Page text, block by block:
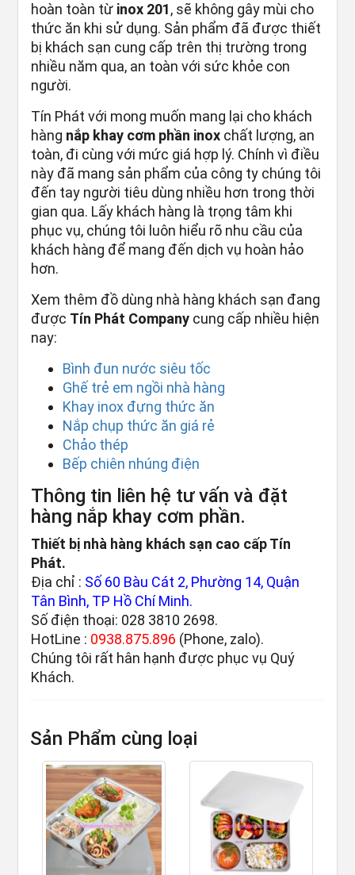
hoàn toàn từ inox 201, sẽ không gây mùi cho
thức ăn khi sử dụng. Sản phẩm đã được thiết
bị khách sạn cung cấp trên thị trường trong
nhiều năm qua, an toàn với sức khỏe con
người.
Tín Phát với mong muốn mang lại cho khách
hàng nắp khay cơm phần inox chất lượng, an
toàn, đi cùng với mức giá hợp lý. Chính vì điều
này đã mang sản phẩm của công ty chúng tôi
đến tay người tiêu dùng nhiều hơn trong thời
gian qua. Lấy khách hàng là trọng tâm khi
phục vụ, chúng tôi luôn hiểu rõ nhu cầu của
khách hàng để mang đến dịch vụ hoàn hảo
hơn.
Xem thêm đồ dùng nhà hàng khách sạn đang
được Tín Phát Company cung cấp nhiều hiện
nay:
Bình đun nước siêu tốc
Ghế trẻ em ngồi nhà hàng
Khay inox đựng thức ăn
Nắp chụp thức ăn giá rẻ
Chảo thép
Bếp chiên nhúng điện
Thông tin liên hệ tư vấn và đặt
hàng nắp khay cơm phần.
Thiết bị nhà hàng khách sạn cao cấp Tín
Phát.
Địa chỉ : Số 60 Bàu Cát 2, Phường 14, Quận
Tân Bình, TP Hồ Chí Minh.
Số điện thoại: 028 3810 2698.
HotLine : 0938.875.896 (Phone, zalo).
Chúng tôi rất hân hạnh được phục vụ Quý
Khách.
Sản Phẩm cùng loại